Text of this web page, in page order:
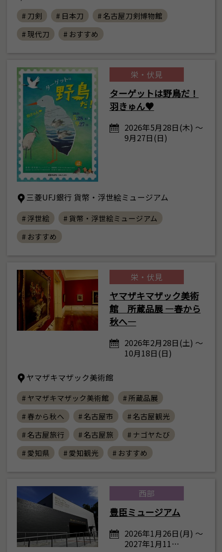
# 刀剣 # 日本刀
# 名古屋刀剣博物館
# 現代刀
# おすすめ
栄・伏見
ターゲットは野鳥だ！
羽きゅん♥
2026年5月28日(木) ～
9月27日(日)
三菱UFJ銀行 貨幣・浮世絵ミュージアム
# 浮世絵
# 貨幣・浮世絵ミュージアム
# おすすめ
栄・伏見
ヤマザキマザック美術
館 所蔵品展 ―春から
秋へ―
2026年2月28日(土) ～
10月18日(日)
ヤマザキマザック美術館
# ヤマザキマザック美術館
# 所蔵品展
# 春から秋へ
# 名古屋市
# 名古屋観光
# 名古屋旅行
# 名古屋旅
# ナゴヤたび
# 愛知県
# 愛知観光 # おすすめ
西部
豊臣ミュージアム
2026年1月26日(月) ～
2027年1月11…